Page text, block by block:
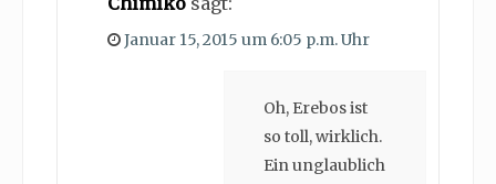
Januar 15, 2015 um 6:05 p.m. Uhr
Oh, Erebos ist
so toll, wirklich.
Ein unglaublich